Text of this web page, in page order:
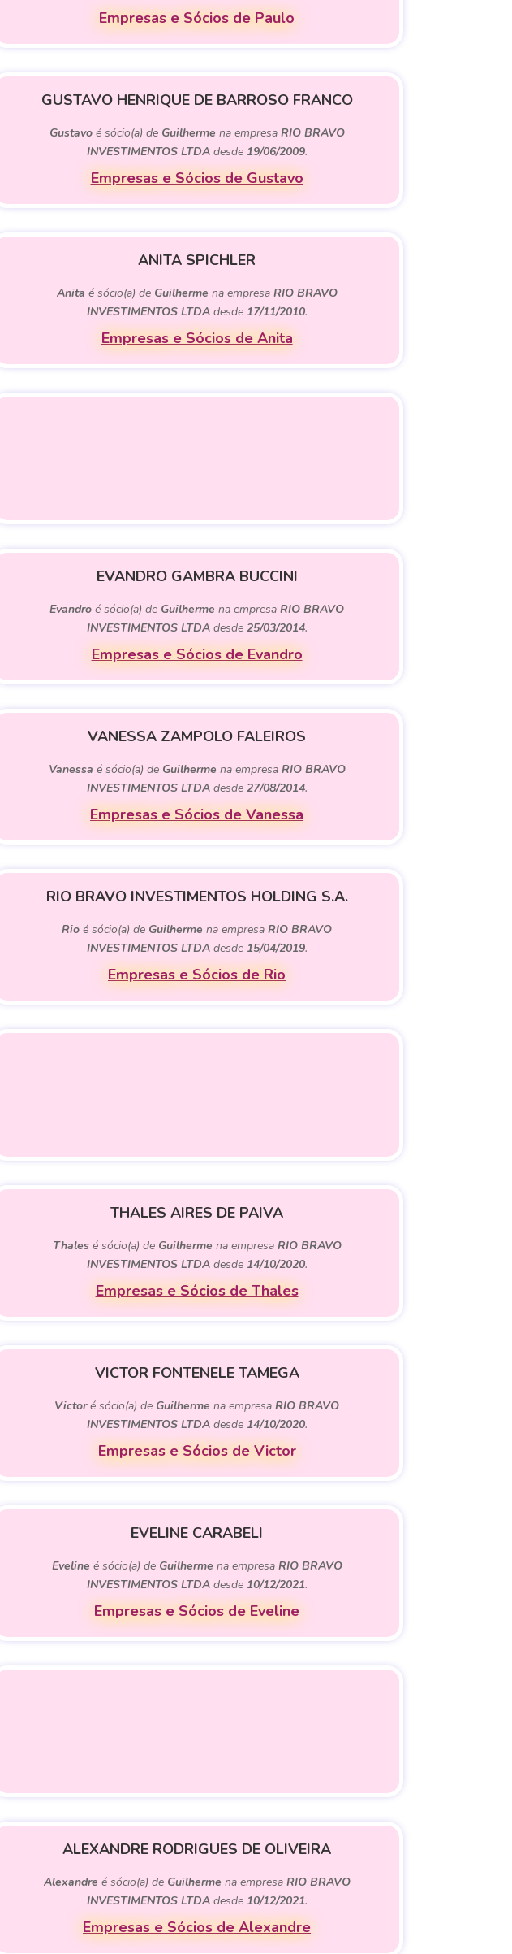
Empresas e Sócios de Paulo
GUSTAVO HENRIQUE DE BARROSO FRANCO
Gustavoé sócio(a) de Guilherme na empresa RIO BRAVO
INVESTIMENTOS LTDAdesde 19/06/2009.
Empresas e Sócios de Gustavo
ANITA SPICHLER
Anita é sócio(a) de Guilherme na empresa RIO BRAVO
INVESTIMENTOS LTDAdesde 17/11/2010.
Empresas e Sócios de Anita
EVANDRO GAMBRA BUCCINI
Evandro é sócio(a) de Guilherme na empresaRIO BRAVO
INVESTIMENTOS LTDAdesde 25/03/2014.
Empresas e Sócios de Evandro
VANESSA ZAMPOLO FALEIROS
Vanessa é sócio(a) de Guilherme na empresa RIO BRAVO
INVESTIMENTOS LTDAdesde 27/08/2014.
Empresas e Sócios de Vanessa
RIO BRAVO INVESTIMENTOS HOLDING S.A.
Rio é sócio(a) de Guilherme na empresaRIO BRAVO
INVESTIMENTOS LTDAdesde 15/04/2019.
Empresas e Sócios de Rio
THALES AIRES DE PAIVA
Thalesé sócio(a) de Guilherme na empresa RIO BRAVO
INVESTIMENTOS LTDAdesde 14/10/2020.
Empresas e Sócios de Thales
VICTOR FONTENELE TAMEGA
Victoré sócio(a) de Guilherme na empresaRIO BRAVO
INVESTIMENTOS LTDAdesde 14/10/2020.
Empresas e Sócios de Victor
EVELINE CARABELI
Eveline é sócio(a) de Guilherme na empresa RIO BRAVO
INVESTIMENTOS LTDAdesde 10/12/2021.
Empresas e Sócios de Eveline
ALEXANDRE RODRIGUES DE OLIVEIRA
Alexandre é sócio(a) de Guilherme na empresa RIO BRAVO
INVESTIMENTOS LTDAdesde 10/12/2021.
Empresas e Sócios de Alexandre